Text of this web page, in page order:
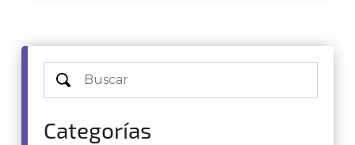
Categorías